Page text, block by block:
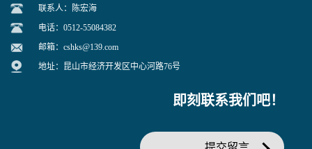
联系人：陈宏海
电话：0512-55084382
邮箱： cshks@139.com
地址：昆山市经济开发区中心河路76号
即刻联系我们吧！